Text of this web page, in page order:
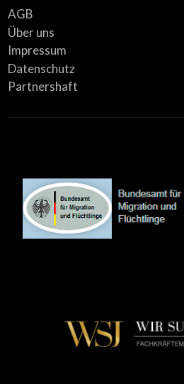
AGB
Über uns
Impressum
Datenschutz
Partnershaft